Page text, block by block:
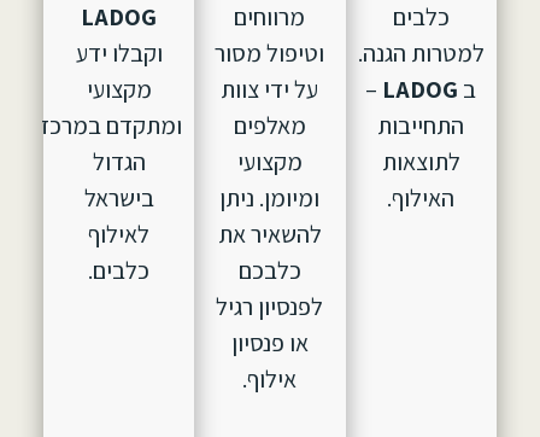
כלבים
למטרות הגנה.
ב LADOG
–
התחייבות
לתוצאות
האילוף.
מרווחים
וטיפול מסור
על ידי צוות
מאלפים
מקצועי
ומיומן. ניתן
להשאיר את
כלבכם
לפנסיון רגיל
או פנסיון
אילוף.
LADOG
וקבלו ידע
מקצועי
ומתקדם במרכז
הגדול
בישראל
לאילוף
כלבים.